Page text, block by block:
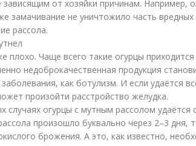
зависящим от хозяйки причинам. Например,
замачивание не уничтожило часть
рассола.
плохо. Чаще всего такие огурцы приходится
недоброкачественная продукция
как ботулизм. И если удаётся
произойти расстройство желудка.
случаях огурцы с мутным рассолом удаётся
произошло буквально через 2–3 дня,
брожения. А это, как известно,